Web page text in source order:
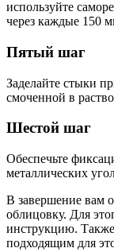
используйте
через каждые 150
Пятый шаг
Заделайте стыки
смоченной в
Шестой шаг
Обеспечьте
металлических
В завершение вам
облицовку. Для
инструкцию.
подходящим для